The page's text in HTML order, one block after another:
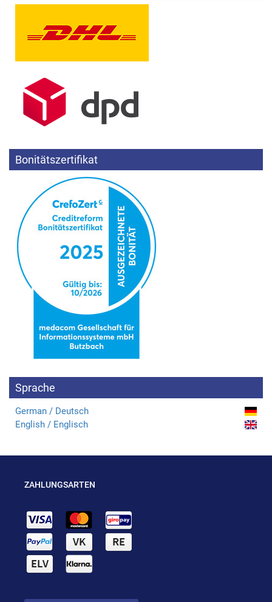
Bonitätszertifikat
Sprache
German / Deutsch
English / Englisch
ZAHLUNGSARTEN